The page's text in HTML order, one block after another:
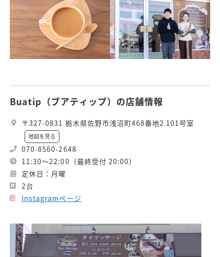
Buatip（ブアティップ）の店舗情報
〒327-0831 栃木県佐野市浅沼町468番地2 101号室
地図を見る
070-8560-2648
11:30〜22:00（最終受付 20:00）
定休日：月曜
2台
Instagramページ